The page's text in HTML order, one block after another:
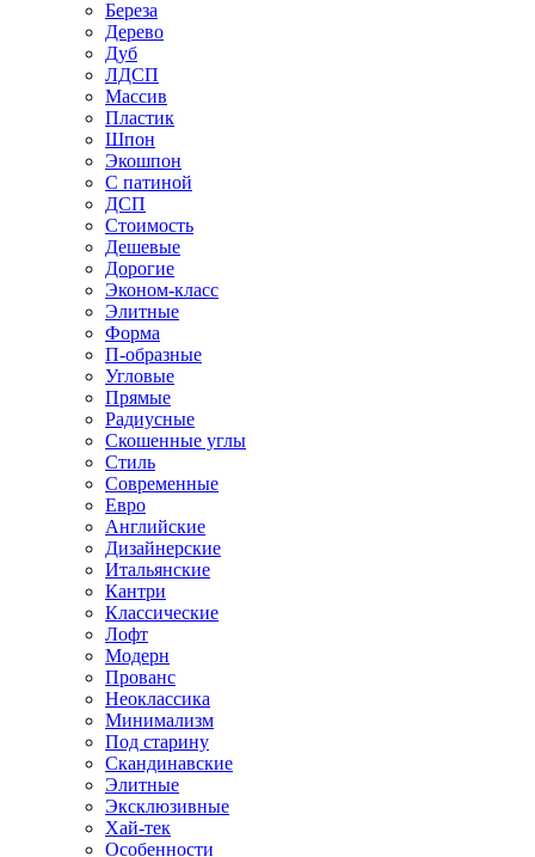
Береза
Дерево
Дуб
ЛДСП
Массив
Пластик
Шпон
Экошпон
С патиной
ДСП
Стоимость
Дешевые
Дорогие
Эконом-класс
Элитные
Форма
П-образные
Угловые
Прямые
Радиусные
Скошенные углы
Стиль
Современные
Евро
Английские
Дизайнерские
Итальянские
Кантри
Классические
Лофт
Модерн
Прованс
Неоклассика
Минимализм
Под старину
Скандинавские
Элитные
Эксклюзивные
Хай-тек
Особенности